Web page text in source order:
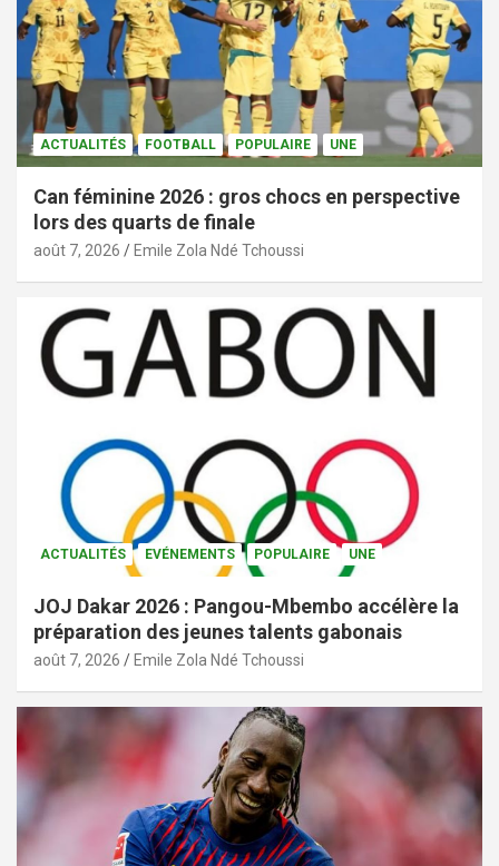
ACTUALITÉS FOOTBALL POPULAIRE UNE
Can féminine 2026 : gros chocs en perspective
lors des quarts de finale
août 7, 2026 Emile Zola Ndé Tchoussi
ACTUALITÉS EVÉNEMENTS POPULAIRE UNE
JOJ Dakar 2026 : Pangou-Mbembo accélère la
préparation des jeunes talents gabonais
août 7, 2026 Emile Zola Ndé Tchoussi